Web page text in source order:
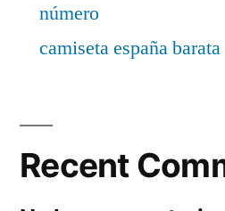
número
camiseta españa barata
Recent